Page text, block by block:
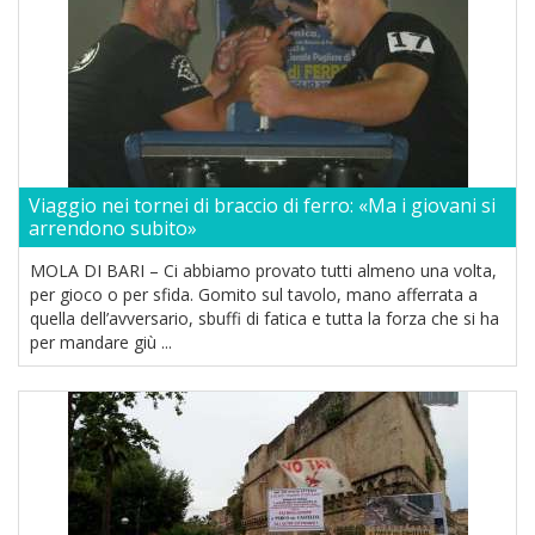
Viaggio nei tornei di braccio di ferro: «Ma i giovani si
arrendono subito»
MOLA DI BARI – Ci abbiamo provato tutti almeno una volta,
per gioco o per sfida. Gomito sul tavolo, mano afferrata a
quella dell’avversario, sbuffi di fatica e tutta la forza che si ha
per mandare giù ...